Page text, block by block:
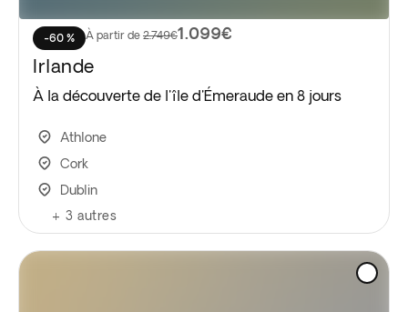
-60 % À partir de 2.749€1.099€
Irlande
À la découverte de l'île d'Émeraude en 8 jours
Athlone
Cork
Dublin
+ 3 autres